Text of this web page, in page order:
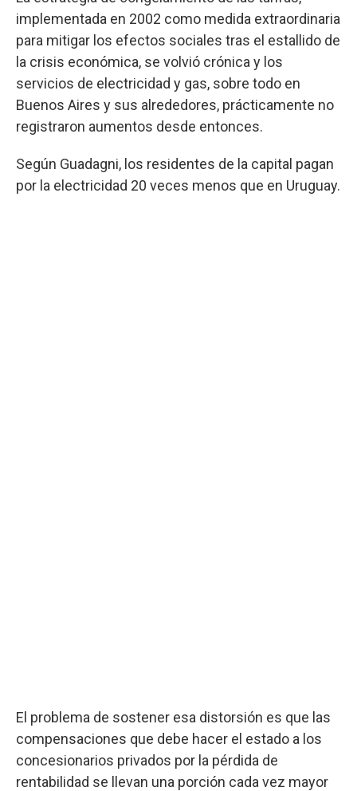
implementada en 2002 como medida extraordinaria
para mitigar los efectos sociales tras el estallido de
la crisis económica, se volvió crónica y los
servicios de electricidad y gas, sobre todo en
Buenos Aires y sus alrededores, prácticamente no
registraron aumentos desde entonces.
Según Guadagni, los residentes de la capital pagan
por la electricidad 20 veces menos que en Uruguay.
El problema de sostener esa distorsión es que las
compensaciones que debe hacer el estado a los
concesionarios privados por la pérdida de
rentabilidad se llevan una porción cada vez mayor